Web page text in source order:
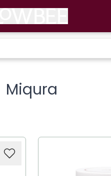
Miqura